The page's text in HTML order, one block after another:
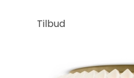
Tilbud